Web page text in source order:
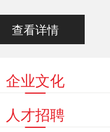
查看详情
企业文化
人才招聘